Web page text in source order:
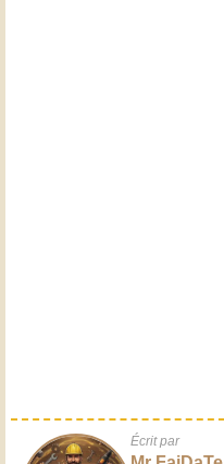
Écrit par